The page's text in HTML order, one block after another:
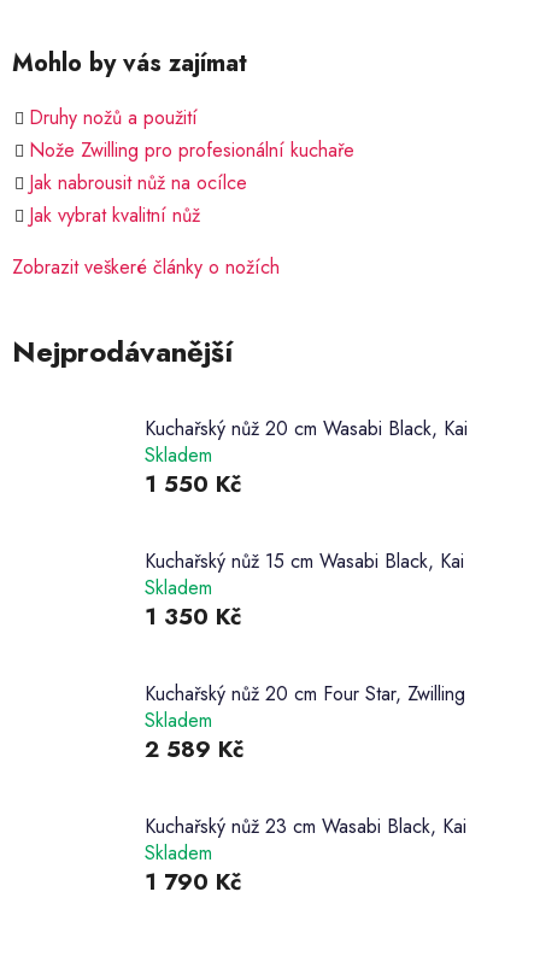
Mohlo by vás zajímat
Druhy nožů a použití
Nože Zwilling pro profesionální kuchaře
Jak nabrousit nůž na ocílce
Jak vybrat kvalitní nůž
Zobrazit veškeré články o nožích
Nejprodávanější
Kuchařský nůž 20 cm Wasabi Black, Kai
Skladem
1 550 Kč
Kuchařský nůž 15 cm Wasabi Black, Kai
Skladem
1 350 Kč
Kuchařský nůž 20 cm Four Star, Zwilling
Skladem
2 589 Kč
Kuchařský nůž 23 cm Wasabi Black, Kai
Skladem
1 790 Kč